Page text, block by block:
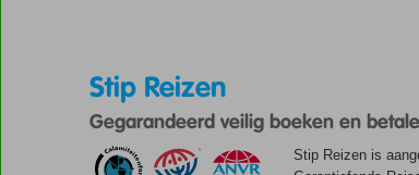
Gebaseerd
op:
6
beoordelingen
8,5
Aanrader
Prijs/kwaliteit
9,0
Stip Reizen
Gegarandeerd veilig boeken en
Stip Reizen is